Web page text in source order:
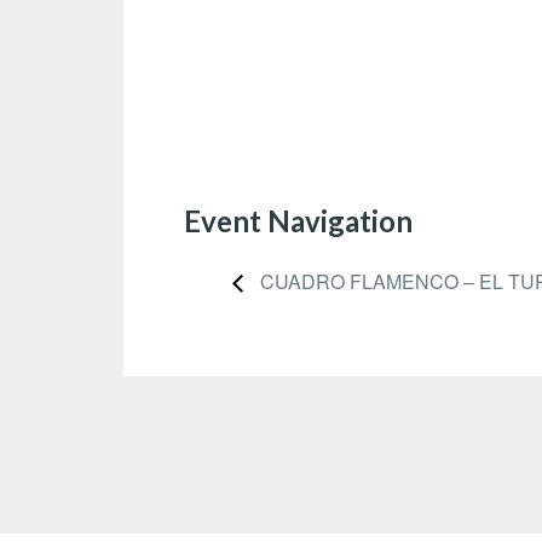
Event Navigation
CUADRO FLAMENCO – EL